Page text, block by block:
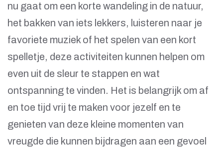
nu gaat om een korte wandeling in de natuur,
het bakken van iets lekkers, luisteren naar je
favoriete muziek of het spelen van een kort
spelletje, deze activiteiten kunnen helpen om
even uit de sleur te stappen en wat
ontspanning te vinden. Het is belangrijk om af
en toe tijd vrij te maken voor jezelf en te
genieten van deze kleine momenten van
vreugde die kunnen bijdragen aan een gevoel